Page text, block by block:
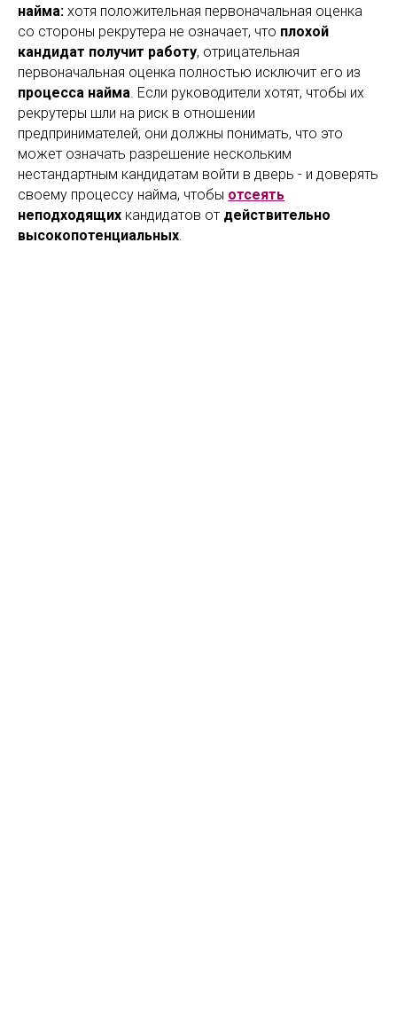
найма: хотя положительная первоначальная оценка
со стороны рекрутера не означает, что плохой
кандидат получит работу, отрицательная
первоначальная оценка полностью исключит его из
процесса найма. Если руководители хотят, чтобы их
рекрутеры шли на риск в отношении
предпринимателей, они должны понимать, что это
может означать разрешение нескольким
нестандартным кандидатам войти в дверь - и доверять
своему процессу найма, чтобы отсеять
неподходящих кандидатов от действительно
высокопотенциальных.